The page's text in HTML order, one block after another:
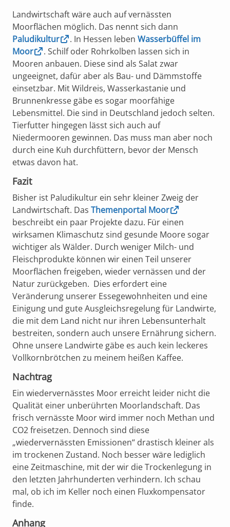
Landwirtschaft wäre auch auf vernässten
Moorflächen möglich. Das nennt sich dann
Paludikultur
. In Hessen leben Wasserbüffel im
Moor
. Schilf oder Rohrkolben lassen sich in
Mooren anbauen. Diese sind als Salat zwar
ungeeignet, dafür aber als Bau- und Dämmstoffe
einsetzbar. Mit Wildreis, Wasserkastanie und
Brunnenkresse gäbe es sogar moorfähige
Lebensmittel. Die sind in Deutschland jedoch selten.
Tierfutter hingegen lässt sich auch auf
Niedermooren gewinnen. Das muss man aber noch
durch eine Kuh durchfüttern, bevor der Mensch
etwas davon hat.
Fazit
Bisher ist Paludikultur ein sehr kleiner Zweig der
Landwirtschaft. Das Themenportal Moor
beschreibt ein paar Projekte dazu. Für einen
wirksamen Klimaschutz sind gesunde Moore sogar
wichtiger als Wälder. Durch weniger Milch- und
Fleischprodukte können wir einen Teil unserer
Moorflächen freigeben, wieder vernässen und der
Natur zurückgeben. Dies erfordert eine
Veränderung unserer Essegewohnheiten und eine
Einigung und gute Ausgleichsregelung für Landwirte,
die mit dem Land nicht nur ihren Lebensunterhalt
bestreiten, sondern auch unsere Ernährung sichern.
Ohne unsere Landwirte gäbe es auch kein leckeres
Vollkornbrötchen zu meinem heißen Kaffee.
Nachtrag
Ein wiedervernässtes Moor erreicht leider nicht die
Qualität einer unberührten Moorlandschaft. Das
frisch vernässte Moor wird immer noch Methan und
CO2 freisetzen. Dennoch sind diese
„wiedervernässten Emissionen“ drastisch kleiner als
im trockenen Zustand. Noch besser wäre lediglich
eine Zeitmaschine, mit der wir die Trockenlegung in
den letzten Jahrhunderten verhindern. Ich schau
mal, ob ich im Keller noch einen Fluxkompensator
finde.
Anhang